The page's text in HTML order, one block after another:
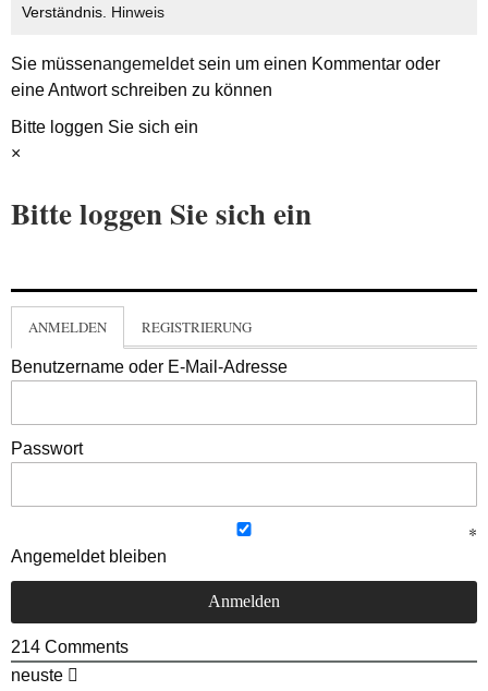
Verständnis. Hinweis
Sie müssenangemeldetsein um einen Kommentar oder
eine Antwort schreiben zu können
Bitte loggen Sie sich ein
×
Bitte loggen Sie sich ein
ANMELDEN REGISTRIERUNG
Benutzername oder E-Mail-Adresse
Passwort
Angemeldet bleiben
214 Comments
neuste